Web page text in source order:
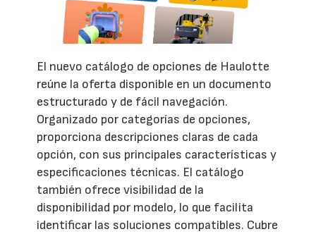
El nuevo catálogo de opciones de Haulotte
reúne la oferta disponible en un documento
estructurado y de fácil navegación.
Organizado por categorías de opciones,
proporciona descripciones claras de cada
opción, con sus principales características y
especificaciones técnicas. El catálogo
también ofrece visibilidad de la
disponibilidad por modelo, lo que facilita
identificar las soluciones compatibles. Cubre